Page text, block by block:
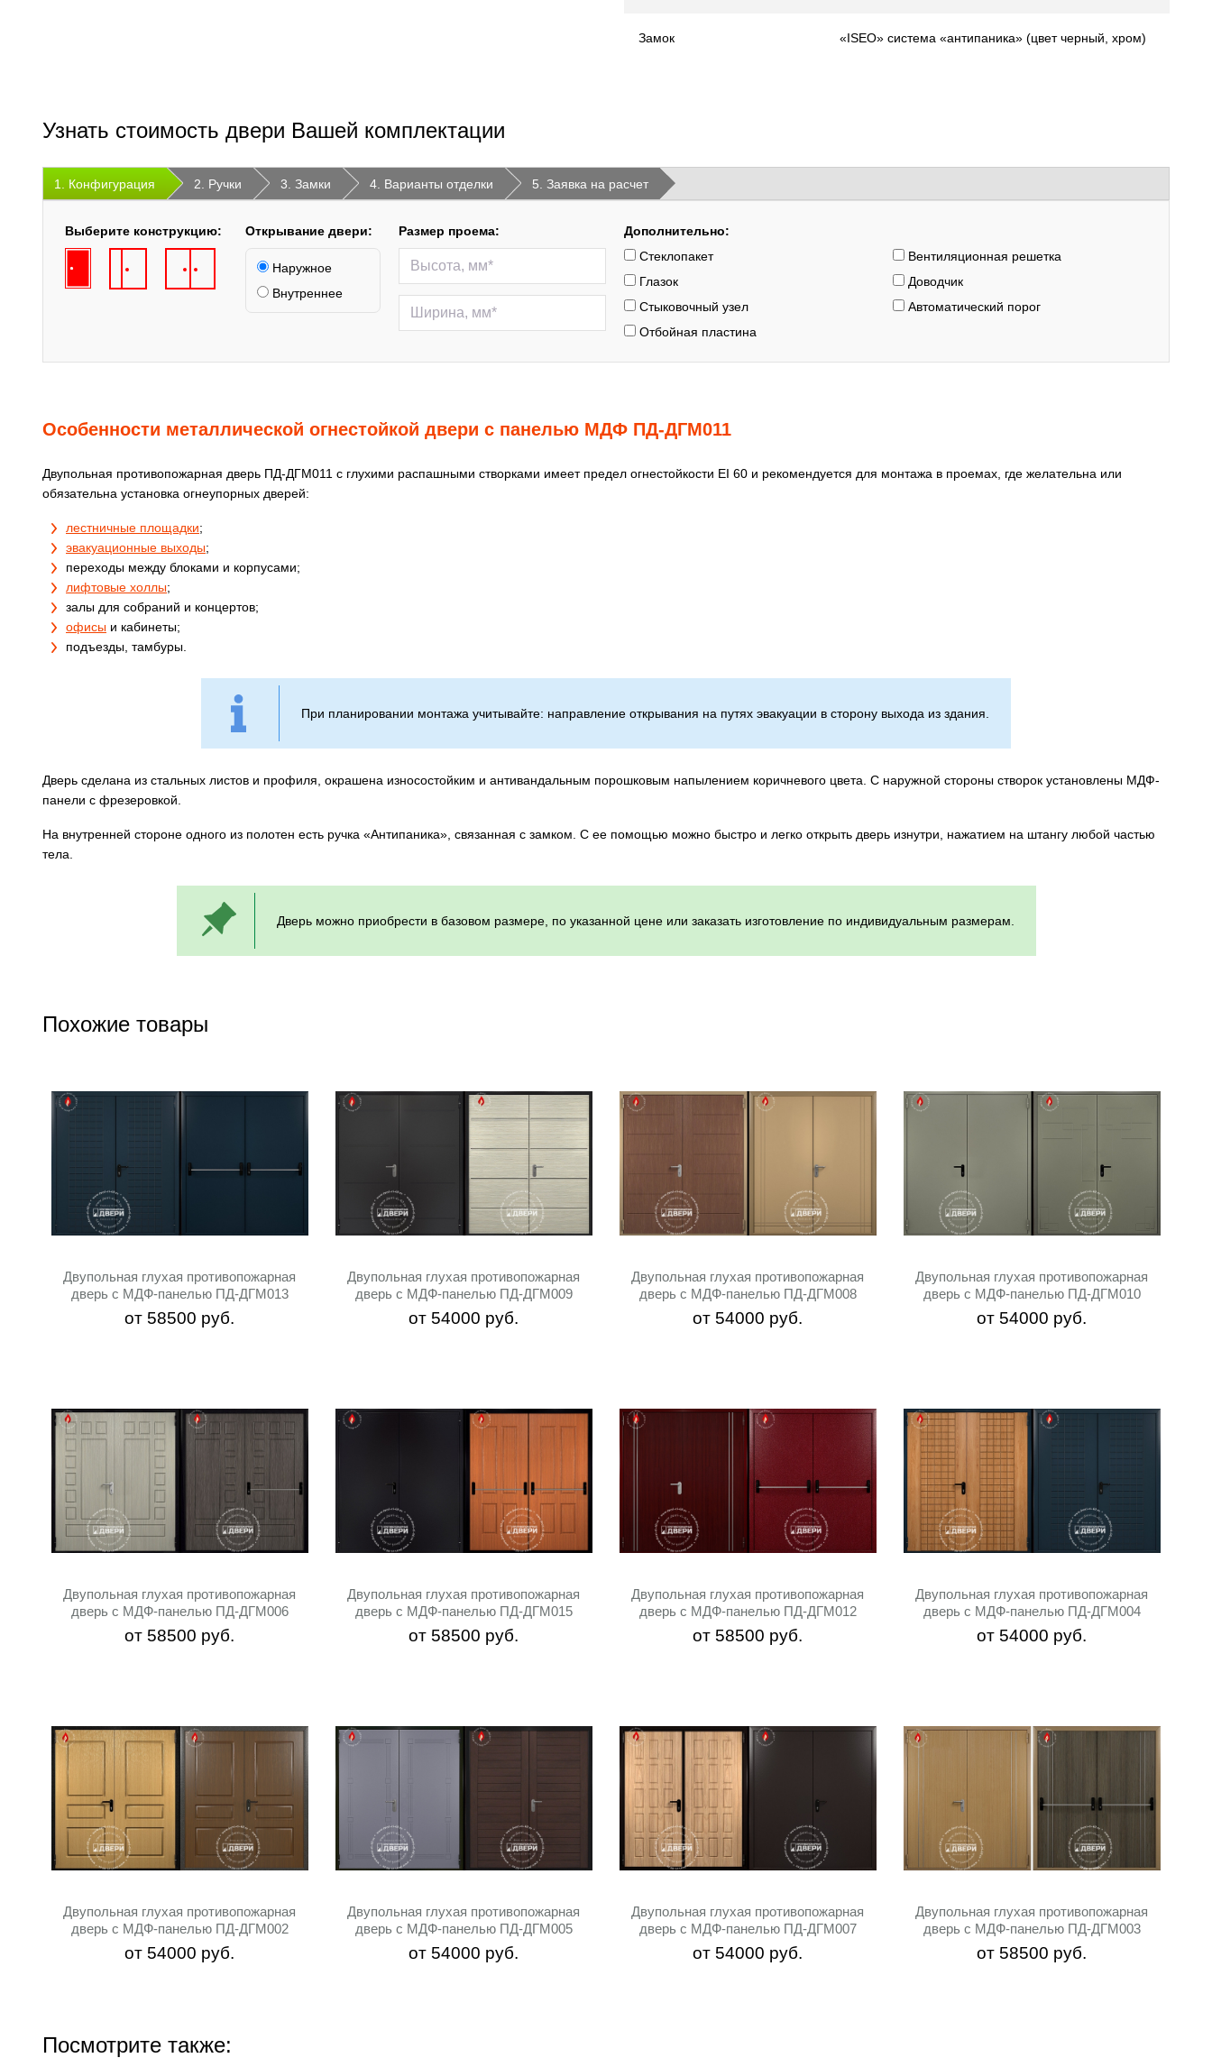
Замок «ISEO» система «антипаника» (цвет черный, хром)
Узнать стоимость двери Вашей комплектации
1. Конфигурация 2. Ручки 3. Замки 4. Варианты отделки 5. Заявка на расчет
Выберите конструкцию: Открывание двери:
Наружное
Внутреннее
Размер проема:
Дополнительно:
Стеклопакет
Вентиляционная решетка
Глазок
Доводчик
Стыковочный узел
Автоматический порог
Отбойная пластина
Особенности металлической огнестойкой двери с панелью МДФ ПД-ДГМ011
Двупольная противопожарная дверь ПД-ДГМ011 с глухими распашными створками имеет предел огнестойкости EI 60 и рекомендуется для монтажа в проемах, где желательна или
обязательна установка огнеупорных дверей:
лестничные площадки;
эвакуационные выходы;
переходы между блоками и корпусами;
лифтовые холлы;
залы для собраний и концертов;
офисы и кабинеты;
подъезды, тамбуры.
При планировании монтажа учитывайте: направление открывания на путях эвакуации в сторону выхода из здания.
Дверь сделана из стальных листов и профиля, окрашена износостойким и антивандальным порошковым напылением коричневого цвета. С наружной стороны створок установлены МДФ-
панели с фрезеровкой.
На внутренней стороне одного из полотен есть ручка «Антипаника», связанная с замком. С ее помощью можно быстро и легко открыть дверь изнутри, нажатием на штангу любой частью
тела.
Дверь можно приобрести в базовом размере, по указанной цене или заказать изготовление по индивидуальным размерам.
Похожие товары
Двупольная глухая противопожарная
дверь с МДФ-панелью ПД-ДГМ013
от 58500 руб.
Двупольная глухая противопожарная
дверь с МДФ-панелью ПД-ДГМ009
от 54000 руб.
Двупольная глухая противопожарная
дверь с МДФ-панелью ПД-ДГМ008
от 54000 руб.
Двупольная глухая противопожарная
дверь с МДФ-панелью ПД-ДГМ010
от 54000 руб.
Двупольная глухая противопожарная
дверь с МДФ-панелью ПД-ДГМ006
от 58500 руб.
Двупольная глухая противопожарная
дверь с МДФ-панелью ПД-ДГМ015
от 58500 руб.
Двупольная глухая противопожарная
дверь с МДФ-панелью ПД-ДГМ012
от 58500 руб.
Двупольная глухая противопожарная
дверь с МДФ-панелью ПД-ДГМ004
от 54000 руб.
Двупольная глухая противопожарная
дверь с МДФ-панелью ПД-ДГМ002
от 54000 руб.
Двупольная глухая противопожарная
дверь с МДФ-панелью ПД-ДГМ005
от 54000 руб.
Двупольная глухая противопожарная
дверь с МДФ-панелью ПД-ДГМ007
от 54000 руб.
Двупольная глухая противопожарная
дверь с МДФ-панелью ПД-ДГМ003
от 58500 руб.
Посмотрите также: